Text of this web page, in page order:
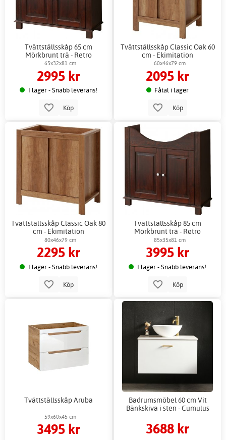
Tvättställsskåp 65 cm
Mörkbrunt trä - Retro
65x32x81 cm
2995 kr
I lager - Snabb leverans!
Köp
Tvättställsskåp Classic Oak 60
cm - Ekimitation
60x46x79 cm
2095 kr
Fåtal i lager
Köp
Tvättställsskåp Classic Oak 80
cm - Ekimitation
80x46x79 cm
2295 kr
I lager - Snabb leverans!
Köp
Tvättställsskåp 85 cm
Mörkbrunt trä - Retro
85x35x81 cm
3995 kr
I lager - Snabb leverans!
Köp
Tvättställsskåp Aruba
59x60x45 cm
3495 kr
Badrumsmöbel 60 cm Vit
Bänkskiva i sten - Cumulus
3688 kr